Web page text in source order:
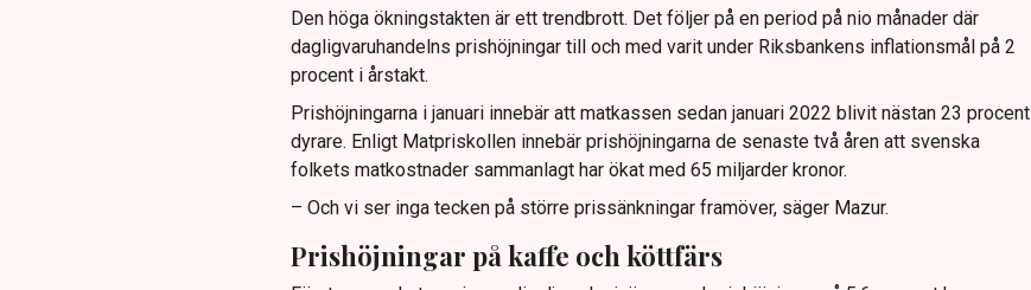
Den höga ökningstakten är ett trendbrott. Det följer på en period på nio månader där
dagligvaruhandelns prishöjningar till och med varit under Riksbankens inflationsmål på 2
procent i årstakt.
Prishöjningarna i januari innebär att matkassen sedan januari 2022 blivit nästan 23 procent
dyrare. Enligt Matpriskollen innebär prishöjningarna de senaste två åren att svenska
folkets matkostnader sammanlagt har ökat med 65 miljarder kronor.
– Och vi ser inga tecken på större prissänkningar framöver, säger Mazur.
Prishöjningar på kaffe och köttfärs